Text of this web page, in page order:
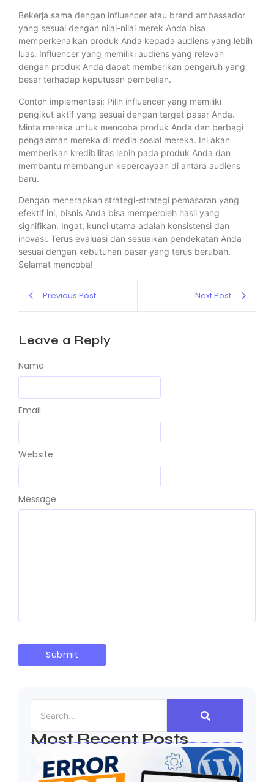
Bekerja sama dengan influencer atau brand ambassador
yang sesuai dengan nilai-nilai merek Anda bisa
memperkenalkan produk Anda kepada audiens yang lebih
luas. Influencer yang memiliki audiens yang relevan
dengan produk Anda dapat memberikan pengaruh yang
besar terhadap keputusan pembelian.
Contoh implementasi: Pilih influencer yang memiliki
pengikut aktif yang sesuai dengan target pasar Anda.
Minta mereka untuk mencoba produk Anda dan berbagi
pengalaman mereka di media sosial mereka. Ini akan
memberikan kredibilitas lebih pada produk Anda dan
membantu membangun kepercayaan di antara audiens
baru.
Dengan menerapkan strategi-strategi pemasaran yang
efektif ini, bisnis Anda bisa memperoleh hasil yang
signifikan. Ingat, kunci utama adalah konsistensi dan
inovasi. Terus evaluasi dan sesuaikan pendekatan Anda
sesuai dengan kebutuhan pasar yang terus berubah.
Selamat mencoba!
Previous Post Next Post
Leave a Reply
Message
Name
Email
Website
Most Recent Posts